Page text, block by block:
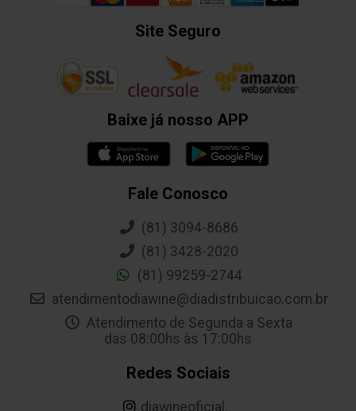
Site Seguro
Baixe já nosso APP
Fale Conosco
(81) 3094-8686
(81) 3428-2020
(81) 99259-2744
atendimentodiawine@diadistribuicao.com.br
Atendimento de Segunda a Sexta
das 08:00hs às 17:00hs
Redes Sociais
diawineoficial._